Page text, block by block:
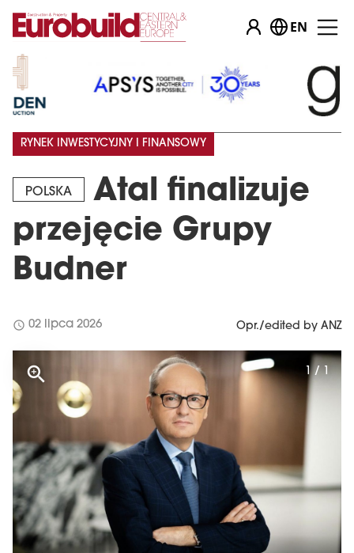
EN
POLSKA
Atal finalizuje
przejęcie Grupy
Budner
RYNEK INWESTYCYJNY I FINANSOWY
schedule 02 lipca 2026 Opr./edited by ANZ
1 / 1